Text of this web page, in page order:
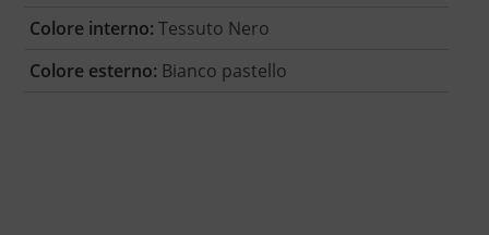
Colore interno: Tessuto Nero
Colore esterno: Bianco pastello